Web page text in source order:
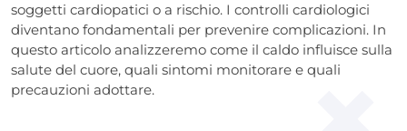
soggetti cardiopatici o a rischio. I controlli cardiologici
diventano fondamentali per prevenire complicazioni. In
questo articolo analizzeremo come il caldo influisce sulla
salute del cuore, quali sintomi monitorare e quali
precauzioni adottare.